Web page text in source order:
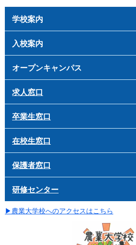
学校案内
入校案内
オープンキャンパス
求人窓口
卒業生窓口
在校生窓口
保護者窓口
研修センター
▶ 農業大学校へのアクセスはこちら